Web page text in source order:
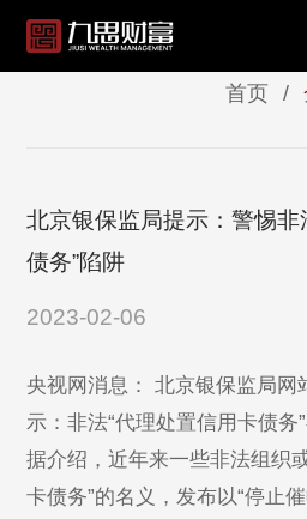
首页 /
北京银保监局提示：警惕非
债务”陷阱
2023-02-06
央视网消息： 北京银保监局网
示：非法“代理处置信用卡债务”
据介绍，近年来一些非法组织
卡债务”的名义，发布以“停止